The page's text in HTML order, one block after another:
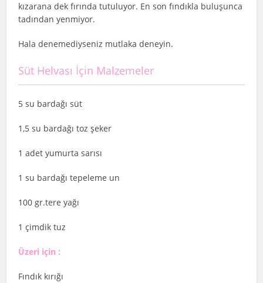
kızarana dek fırında tutuluyor. En son fındıkla buluşunca
tadından yenmiyor.
Hala denemediyseniz mutlaka deneyin.
Süt Helvası İçin Malzemeler
5 su bardağı süt
1,5 su bardağı toz şeker
1 adet yumurta sarısı
1 su bardağı tepeleme un
100 gr.tere yağı
1 çimdik tuz
Üzeri için :
Fındık kırığı